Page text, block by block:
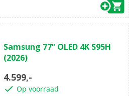
van
de
sterren.
Samsung 77” OLED 4K S95H
(2026)
4.599,-
Op voorraad